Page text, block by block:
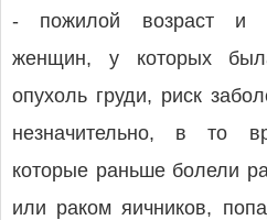
- пожилой возраст и
женщин, у которых
опухоль груди, риск
незначительно, в то
которые раньше болели
или раком яичников,